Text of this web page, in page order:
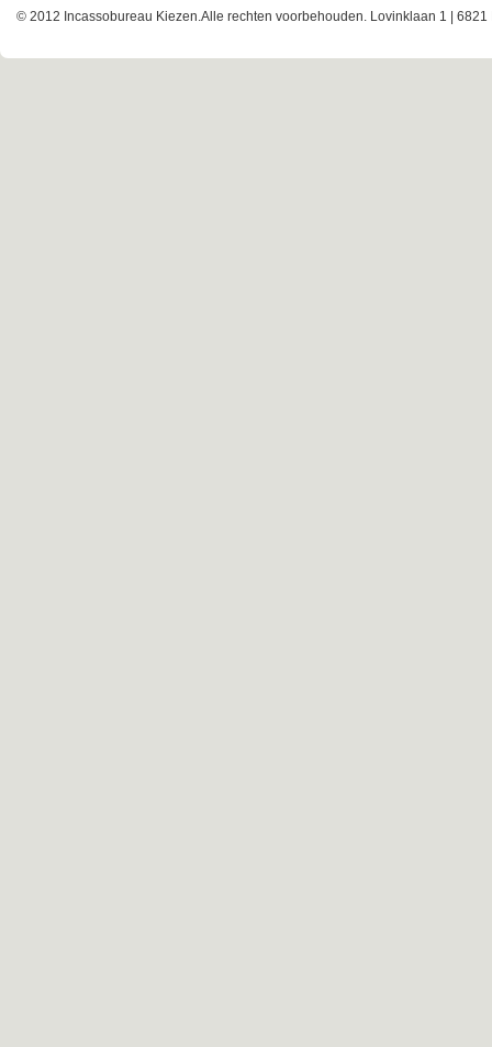
© 2012 Incassobureau Kiezen.Alle rechten voorbehouden. Lovinklaan 1 | 6821